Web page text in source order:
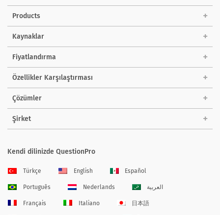
Products
Kaynaklar
Fiyatlandırma
Özellikler Karşılaştırması
Çözümler
Şirket
Kendi dilinizde QuestionPro
Türkçe English Español
Português Nederlands العربية
Français Italiano 日本語